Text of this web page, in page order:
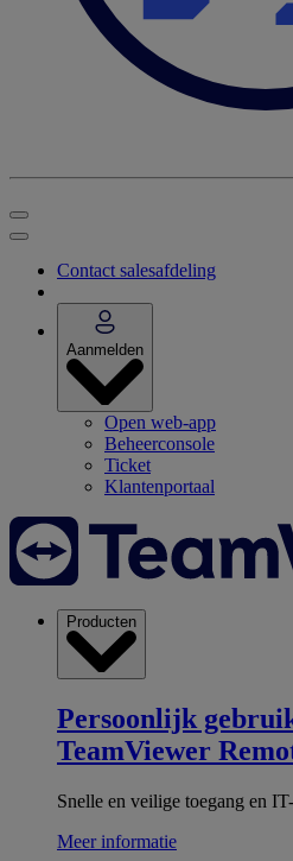
Contact salesafdeling
Aanmelden
Open web-app
Beheerconsole
Ticket
Klantenportaal
Producten
Persoonlijk
TeamViewer
Snelle en veilige toegang en
Meer informatie